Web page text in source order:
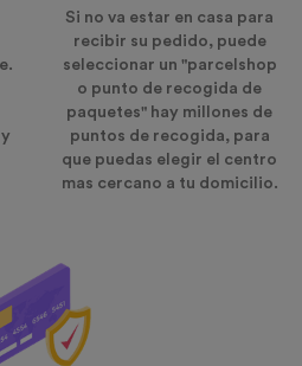
Si no va estar en casa para
recibir su pedido, puede
seleccionar un "parcelshop
o punto de recogida de
paquetes" hay millones de
puntos de recogida, para
que puedas elegir el centro
mas cercano a tu domicilio.